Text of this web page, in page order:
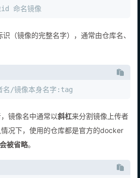
命名镜像
（镜像的完整名字），通常由仓库名、
名/镜像本身名字:tag
镜像名中通常以斜杠来分割镜像上传者
况下，使用的仓库都是官方的docker
被省略。